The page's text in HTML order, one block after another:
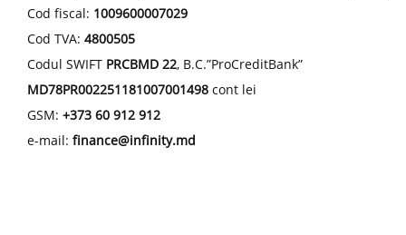
Cod fiscal: 1009600007029
Cod TVA: 4800505
Codul SWIFT PRCBMD 22, B.C.”ProCreditBank”
MD78PR002251181007001498 cont lei
GSM: +373 60 912 912
e-mail: finance@infinity.md